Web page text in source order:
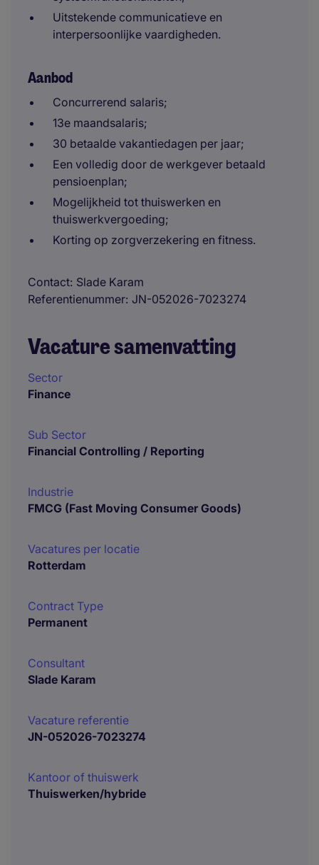
Uitstekende communicatieve en
interpersoonlijke vaardigheden.
Aanbod
Concurrerend salaris;
13e maandsalaris;
30 betaalde vakantiedagen per jaar;
Een volledig door de werkgever betaald
pensioenplan;
Mogelijkheid tot thuiswerken en
thuiswerkvergoeding;
Korting op zorgverzekering en fitness.
Contact Slade Karam
Referentienummer JN-052026-7023274
Vacature samenvatting
Sector
Finance
Sub Sector
Financial Controlling / Reporting
Industrie
FMCG (Fast Moving Consumer Goods)
Vacatures per locatie
Rotterdam
Contract Type
Permanent
Consultant
Slade Karam
Vacature referentie
JN-052026-7023274
Kantoor of thuiswerk
Thuiswerken/hybride